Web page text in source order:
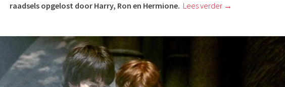
raadsels opgelost door Harry, Ron en Hermione. Lees verder →